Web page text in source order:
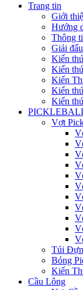
Trang tin
Giới
Hướng
Thông
Giải
Kiến
Kiến
Kiến
Kiến
Kiến
Vợt
Túi
Bóng
Kiến
Cầu Lông